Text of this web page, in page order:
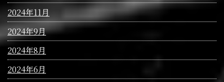
2024年11月
2024年9月
2024年8月
2024年6月